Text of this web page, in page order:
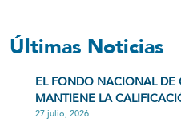
Últimas Noticias
EL FONDO NACIONAL DE
MANTIENE LA
27 julio, 2026